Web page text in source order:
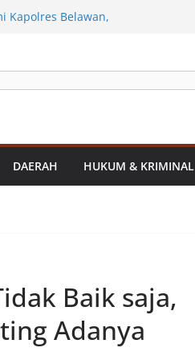
Medan, Dinas
Ekonomi
Berat Bersihkan
Pria Pengedar
19,60 Gram
DAERAH HUKUM & KRIMINAL
Baik saja,
Adanya